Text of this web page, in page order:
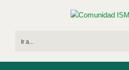
Ir a...